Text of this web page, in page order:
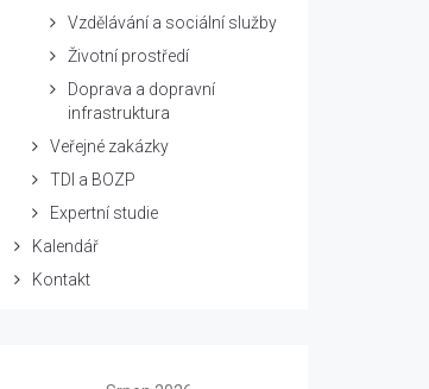
Vzdělávání a sociální služby
Životní prostředí
Doprava a dopravní
infrastruktura
Veřejné zakázky
TDI a BOZP
Expertní studie
Kalendář
Kontakt